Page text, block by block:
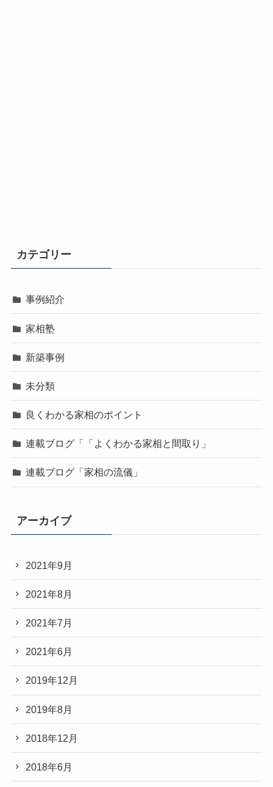
カテゴリー
事例紹介
家相塾
新築事例
未分類
良くわかる家相のポイント
連載ブログ「「よくわかる家相と間取り」
連載ブログ「家相の流儀」
アーカイブ
2021年9月
2021年8月
2021年7月
2021年6月
2019年12月
2019年8月
2018年12月
2018年6月